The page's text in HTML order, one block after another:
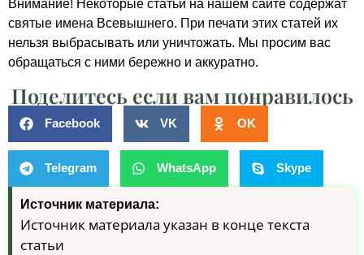
Внимание! Некоторые статьи на нашем сайте содержат
святые имена Всевышнего. При печати этих статей их
нельзя выбрасывать или уничтожать. Мы просим вас
обращаться с ними бережно и аккуратно.
Поделитесь если вам понравилось
Facebook VK OK
Telegram WhatsApp Skype
Источник материала:
Источник материала указан в конце текста
статьи